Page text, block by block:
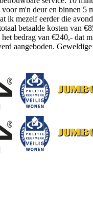
voor m'n deur en binnen 5
ik mezelf eerder die
betaalde kosten van
bedrag van €240,- dat
aangeboden.